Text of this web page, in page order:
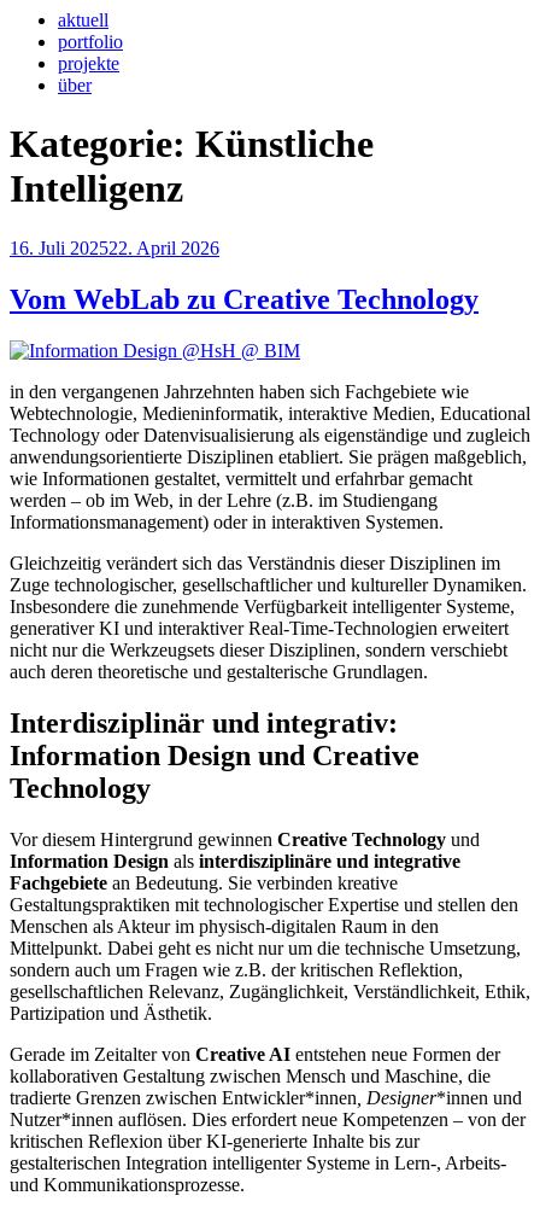
aktuell
portfolio
projekte
über
Kategorie: Künstliche
Intelligenz
Veröffentlicht
16. Juli 202522. April 2026
Vom WebLab zu Creative Technology
in den vergangenen Jahrzehnten haben sich Fachgebiete wie
Webtechnologie, Medieninformatik, interaktive Medien, Educational
Technology oder Datenvisualisierung als eigenständige und zugleich
anwendungsorientierte Disziplinen etabliert. Sie prägen maßgeblich,
wie Informationen gestaltet, vermittelt und erfahrbar gemacht
werden – ob im Web, in der Lehre (z.B. im Studiengang
Informationsmanagement) oder in interaktiven Systemen.
Gleichzeitig verändert sich das Verständnis dieser Disziplinen im
Zuge technologischer, gesellschaftlicher und kultureller Dynamiken.
Insbesondere die zunehmende Verfügbarkeit intelligenter Systeme,
generativer KI und interaktiver Real-Time-Technologien erweitert
nicht nur die Werkzeugsets dieser Disziplinen, sondern verschiebt
auch deren theoretische und gestalterische Grundlagen.
Interdisziplinär und integrativ:
Information Design und Creative
Technology
Vor diesem Hintergrund gewinnen Creative Technology und
Information Design als interdisziplinäre und integrative
Fachgebiete an Bedeutung. Sie verbinden kreative
Gestaltungspraktiken mit technologischer Expertise und stellen den
Menschen als Akteur im physisch-digitalen Raum in den
Mittelpunkt. Dabei geht es nicht nur um die technische Umsetzung,
sondern auch um Fragen wie z.B. der kritischen Reflektion,
gesellschaftlichen Relevanz, Zugänglichkeit, Verständlichkeit, Ethik,
Partizipation und Ästhetik.
Gerade im Zeitalter von Creative AI entstehen neue Formen der
kollaborativen Gestaltung zwischen Mensch und Maschine, die
tradierte Grenzen zwischen Entwickler*innen , Designer*innen und
Nutzer*innen auflösen. Dies erfordert neue Kompetenzen – von der
kritischen Reflexion über KI-generierte Inhalte bis zur
gestalterischen Integration intelligenter Systeme in Lern-, Arbeits-
und Kommunikationsprozesse.